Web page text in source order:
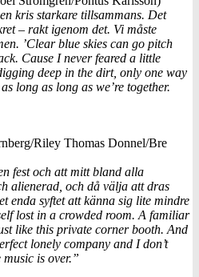
kris starkare tillsammans. Det
– rakt igenom det. Vi måste
’Clear blue skies can go pitch
Cause I never feared a little
deep in the dirt, only one way
long as long as we’re together.
Riley Thomas Donnel/Bre
fest och att mitt bland alla
alienerad, och då välja att dras
enda syftet att känna sig lite mindre
lost in a crowded room. A familiar
like this private corner booth. And
lonely company and I don’t
music is over.”